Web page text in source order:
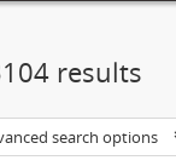
results
search options